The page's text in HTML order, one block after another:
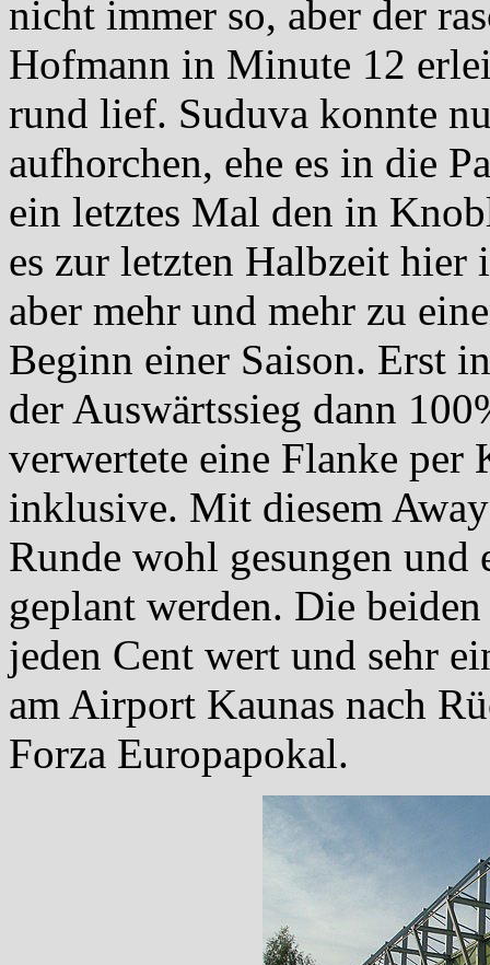
nicht immer so, aber der
Hofmann in Minute 12
rund lief. Suduva konnte
aufhorchen, ehe es in die
ein letztes Mal den in
es zur letzten Halbzeit
aber mehr und mehr zu
Beginn einer Saison. Erst
der Auswärtssieg dann
verwertete eine Flanke
inklusive. Mit diesem
Runde wohl gesungen
geplant werden. Die
jeden Cent wert und sehr
am Airport Kaunas nach
Forza Europapokal.